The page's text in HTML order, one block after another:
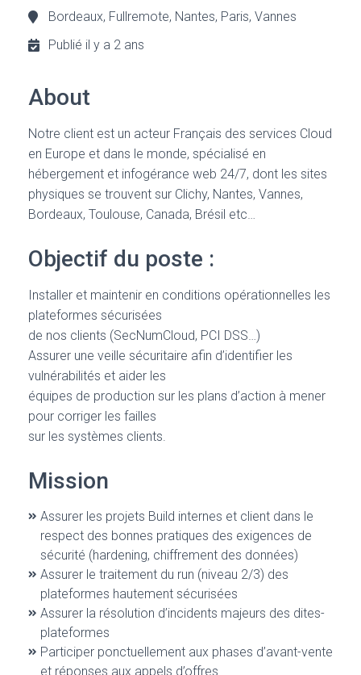
Bordeaux, Fullremote, Nantes, Paris, Vannes
Publié il y a 2 ans
About
Notre client est un acteur Français des services Cloud
en Europe et dans le monde, spécialisé en
hébergement et infogérance web 24/7, dont les sites
physiques se trouvent sur Clichy, Nantes, Vannes,
Bordeaux, Toulouse, Canada, Brésil etc…
Objectif du poste :
Installer et maintenir en conditions opérationnelles les
plateformes sécurisées
de nos clients (SecNumCloud, PCI DSS…)
Assurer une veille sécuritaire afin d’identifier les
vulnérabilités et aider les
équipes de production sur les plans d’action à mener
pour corriger les failles
sur les systèmes clients.
Mission
Assurer les projets Build internes et client dans le
respect des bonnes pratiques des exigences de
sécurité (hardening, chiffrement des données)
Assurer le traitement du run (niveau 2/3) des
plateformes hautement sécurisées
Assurer la résolution d’incidents majeurs des dites-
plateformes
Participer ponctuellement aux phases d’avant-vente
et réponses aux appels d’offres